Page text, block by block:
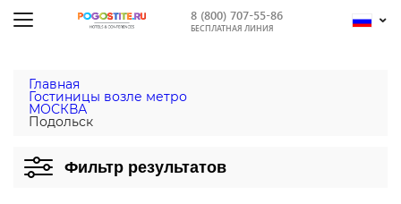
8 (800) 707-55-86
БЕСПЛАТНАЯ ЛИНИЯ
Главная
Гостиницы возле метро
МОСКВА
Подольск
Фильтр результатов